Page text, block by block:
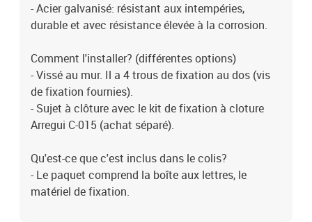
- Acier galvanisé: résistant aux intempéries,
durable et avec résistance élevée à la corrosion.
Comment l'installer? (différentes options)
- Vissé au mur. Il a 4 trous de fixation au dos (vis
de fixation fournies).
- Sujet à clôture avec le kit de fixation à cloture
Arregui C-015 (achat séparé).
Qu'est-ce que c'est inclus dans le colis?
- Le paquet comprend la boîte aux lettres, le
matériel de fixation.